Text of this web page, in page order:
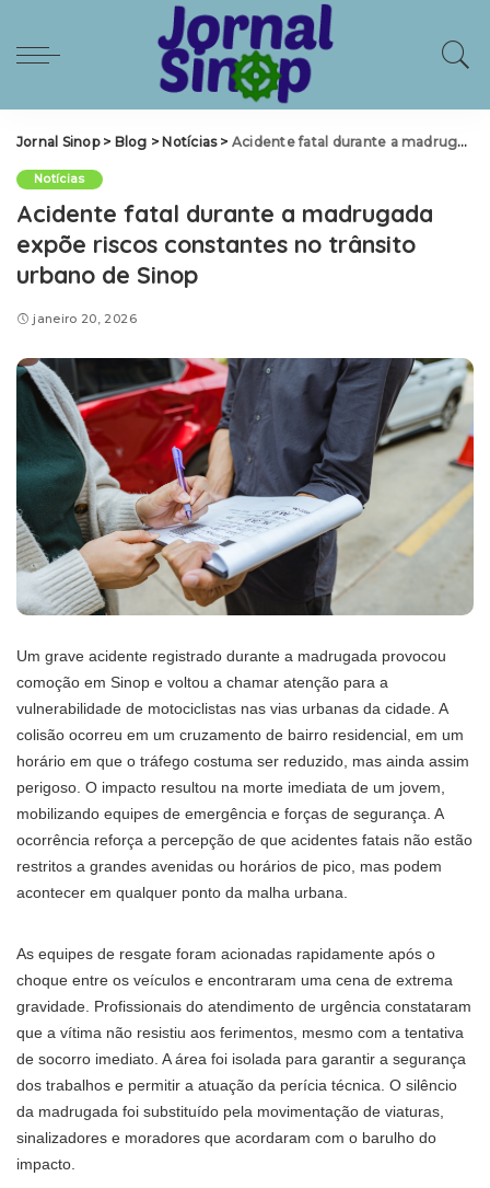
Jornal Sinop> Blog > Notícias> Acidente fatal durante a madrugada expõe riscos constantes no trânsito urbano de Sinop
Notícias
Acidente fatal durante a madrugada
expõe riscos constantes no trânsito
urbano de Sinop
janeiro 20, 2026
Um grave acidente registrado durante a madrugada provocou
comoção em Sinop e voltou a chamar atenção para a
vulnerabilidade de motociclistas nas vias urbanas da cidade. A
colisão ocorreu em um cruzamento de bairro residencial, em um
horário em que o tráfego costuma ser reduzido, mas ainda assim
perigoso. O impacto resultou na morte imediata de um jovem,
mobilizando equipes de emergência e forças de segurança. A
ocorrência reforça a percepção de que acidentes fatais não estão
restritos a grandes avenidas ou horários de pico, mas podem
acontecer em qualquer ponto da malha urbana.
As equipes de resgate foram acionadas rapidamente após o
choque entre os veículos e encontraram uma cena de extrema
gravidade. Profissionais do atendimento de urgência constataram
que a vítima não resistiu aos ferimentos, mesmo com a tentativa
de socorro imediato. A área foi isolada para garantir a segurança
dos trabalhos e permitir a atuação da perícia técnica. O silêncio
da madrugada foi substituído pela movimentação de viaturas,
sinalizadores e moradores que acordaram com o barulho do
impacto.